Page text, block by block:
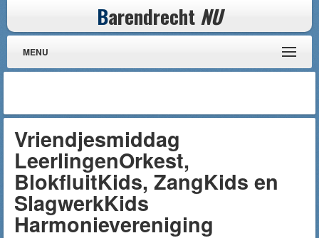
Barendrecht NU
MENU
Vriendjesmiddag
LeerlingenOrkest,
BlokfluitKids, ZangKids en
SlagwerkKids
Harmonievereniging